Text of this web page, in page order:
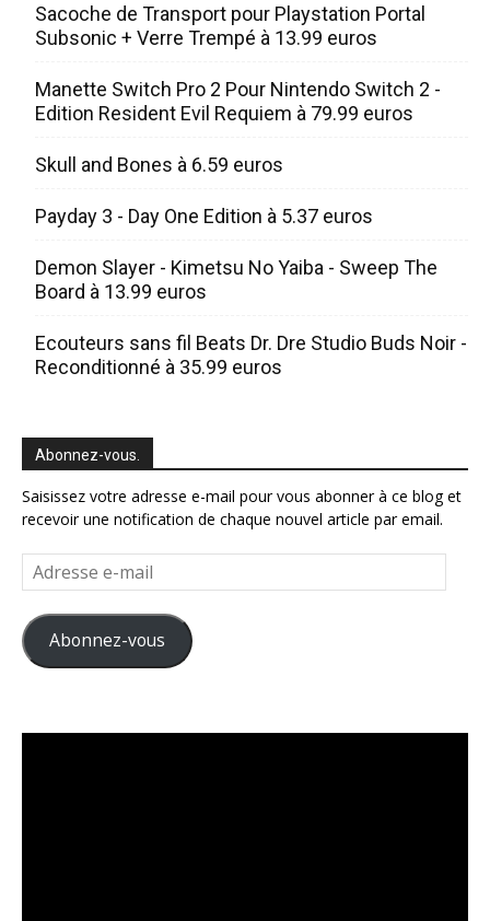
Sacoche de Transport pour Playstation Portal
Subsonic + Verre Trempé à 13.99 euros
Manette Switch Pro 2 Pour Nintendo Switch 2 -
Edition Resident Evil Requiem à 79.99 euros
Skull and Bones à 6.59 euros
Payday 3 - Day One Edition à 5.37 euros
Demon Slayer - Kimetsu No Yaiba - Sweep The
Board à 13.99 euros
Ecouteurs sans fil Beats Dr. Dre Studio Buds Noir -
Reconditionné à 35.99 euros
Abonnez-vous.
Saisissez votre adresse e-mail pour vous abonner à ce blog et
recevoir une notification de chaque nouvel article par email.
Adresse
e-
mail
Abonnez-vous